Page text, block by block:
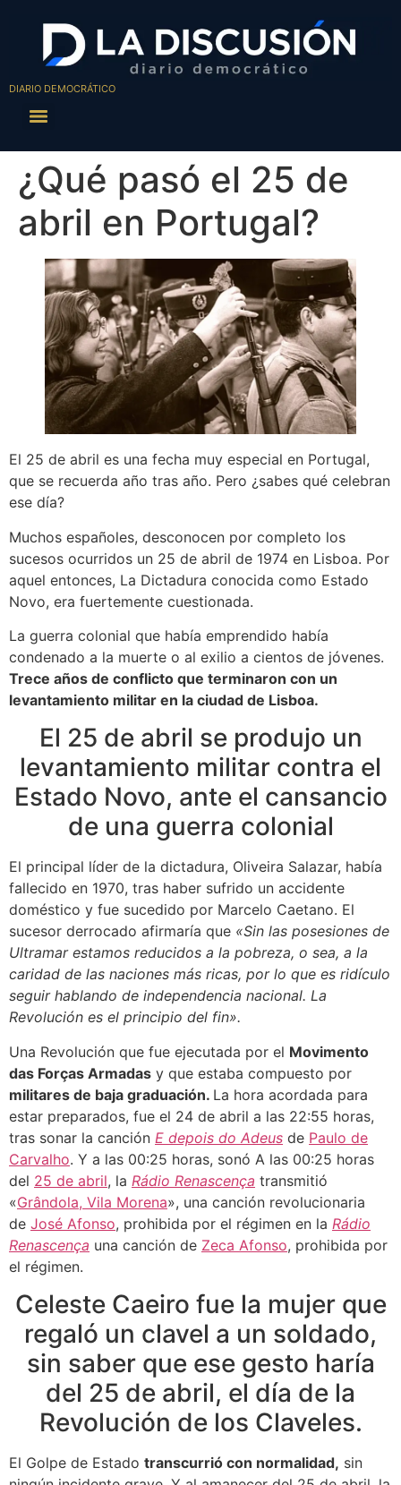
DIARIO DEMOCRÁTICO
¿Qué pasó el 25 de
abril en Portugal?
El 25 de abril es una fecha muy especial en Portugal,
que se recuerda año tras año. Pero ¿sabes qué celebran
ese día?
Muchos españoles, desconocen por completo los
sucesos ocurridos un 25 de abril de 1974 en Lisboa. Por
aquel entonces, La Dictadura conocida como Estado
Novo, era fuertemente cuestionada.
La guerra colonial que había emprendido había
condenado a la muerte o al exilio a cientos de jóvenes.
Trece años de conflicto que terminaron con un
levantamiento militar en la ciudad de Lisboa.
El 25 de abril se produjo un
levantamiento militar contra el
Estado Novo, ante el cansancio
de una guerra colonial
El principal líder de la dictadura, Oliveira Salazar, había
fallecido en 1970, tras haber sufrido un accidente
doméstico y fue sucedido por Marcelo Caetano. El
sucesor derrocado afirmaría que «Sin las posesiones de
Ultramar estamos reducidos a la pobreza, o sea, a la
caridad de las naciones más ricas, por lo que es ridículo
seguir hablando de independencia nacional. La
Revolución es el principio del fin».
Una Revolución que fue ejecutada por el Movimento
das Forças Armadas y que estaba compuesto por
militares de baja graduación. La hora acordada para
estar preparados, fue el 24 de abril a las 22:55 horas,
tras sonar la canción E depois do Adeus de Paulo de
Carvalho. Y a las 00:25 horas, sonó A las 00:25 horas
del 25 de abril, la Rádio Renascença transmitió
«Grândola, Vila Morena», una canción revolucionaria
de José Afonso, prohibida por el régimen en la Rádio
Renascença una canción de Zeca Afonso, prohibida por
el régimen.
Celeste Caeiro fue la mujer que
regaló un clavel a un soldado,
sin saber que ese gesto haría
del 25 de abril, el día de la
Revolución de los Claveles.
El Golpe de Estado transcurrió con normalidad, sin